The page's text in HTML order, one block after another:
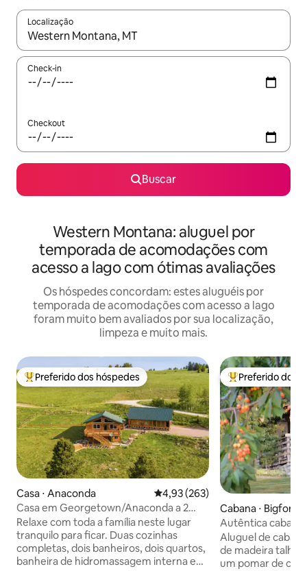
Localização
Quando os resultados estiverem disponíveis, explore-os
Check-in
Checkout
Buscar
Western Montana: aluguel por
temporada de acomodações com
acesso a lago com ótimas avaliações
Os hóspedes concordam: estes aluguéis por
temporada de acomodações com acesso a lago
foram muito bem avaliados por sua localização,
limpeza e muito mais.
Entre os melhores preferidos dos hóspedes
Preferido dos hóspedes
Casa ⋅ Anaconda 4,93 de uma avaliação média de
4,93 (263)
Casa em Georgetown/Anaconda a 2
minutos do lago com vista
Relaxe com toda a família neste lugar
tranquilo para ficar. Duas cozinhas
completas, dois banheiros, dois quartos,
banheira de hidromassagem interna e
Entre os
Preferido dos
Cabana ⋅ Bigfork
Autêntica cabana
Montana
Aluguel de
de madeira
um pomar de